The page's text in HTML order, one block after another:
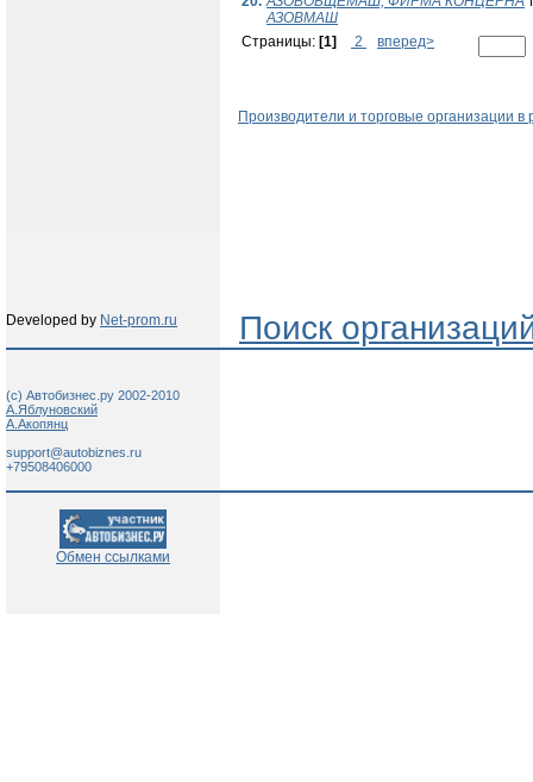
АЗОВМАШ
Страницы: [1] 2 вперед>
Производители и торговые организации в
Developed by Net-prom.ru Поиск
(c) Автобизнес.ру 2002-2010
А.Яблуновский
А.Акопянц
support@autobiznes.ru
+79508406000
Обмен ссылками